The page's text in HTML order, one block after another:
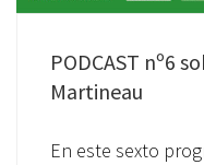
PODCAST nº6
Martineau
En este sexto